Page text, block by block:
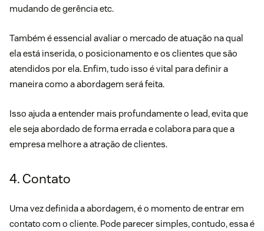
mudando de gerência etc.
Também é essencial avaliar o mercado de atuação na qual
ela está inserida, o posicionamento e os clientes que são
atendidos por ela. Enfim, tudo isso é vital para definir a
maneira como a abordagem será feita.
Isso ajuda a entender mais profundamente o lead, evita que
ele seja abordado de forma errada e colabora para que a
empresa melhore a atração de clientes.
4. Contato
Uma vez definida a abordagem, é o momento de entrar em
contato com o cliente. Pode parecer simples, contudo, essa é